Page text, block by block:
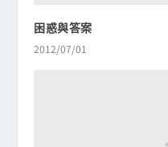
困惑與答案
2012/07/01